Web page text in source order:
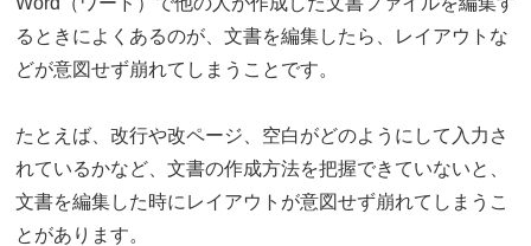
るときによくあるのが、文書を編集したら、レイアウトな
どが意図せず崩れてしまうことです。
たとえば、改行や改ページ、空白がどのようにして入力さ
れているかなど、文書の作成方法を把握できていないと、
文書を編集した時にレイアウトが意図せず崩れてしまうこ
とがあります。